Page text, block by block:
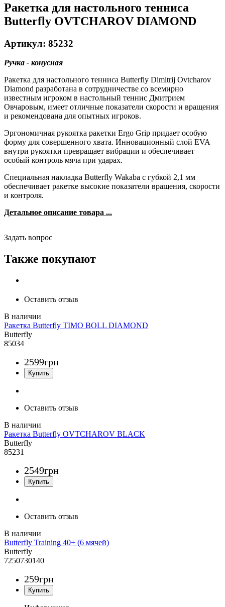
Ракетка для настольного тенниса
Butterfly OVTCHAROV DIAMOND
Артикул: 85232
Ручка - конусная
Ракетка для настольного тенниса Butterfly Dimitrij Ovtcharov
Diamond разработана в сотрудничестве со всемирно
известным игроком в настольный теннис Дмитрием
Овчаровым, имеет отличные показатели скорости и вращения
и рекомендована для опытных игроков.
Эргономичная рукоятка ракетки Ergo Grip придает особую
форму для совершенного хвата. Инновационный слой EVA
внутри рукоятки превращает вибрации и обеспечивает
особый контроль мяча при ударах.
Специальная накладка Butterfly Wakaba с губкой 2,1 мм
обеспечивает ракетке высокие показатели вращения, скорости
и контроля.
Детальное описание товара ...
Задать вопрос
Также покупают
Оставить отзыв
Ракетка Butterfly TIMO BOLL DIAMOND
Butterfly
85034
2599грн
Оставить отзыв
Ракетка Butterfly OVTCHAROV BLACK
Butterfly
85231
2549грн
Оставить отзыв
Butterfly Training 40+ (6 мячей)
Butterfly
7250730140
259грн